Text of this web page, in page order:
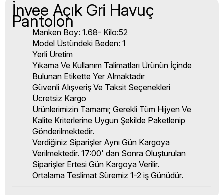
İnvee Açık Gri Havuç
Pantolon
Manken Boy: 1.68- Kilo:52
Model Üstündeki Beden: 1
Yerli Üretim
Yıkama Ve Kullanım Talimatları Ürünün İçinde
Bulunan Etikette Yer Almaktadır
Güvenli Alışveriş Ve Taksit Seçenekleri
Ücretsiz Kargo
Ürünlerimizin Tamamı; Gerekli Tüm Hijyen Ve
Kalite Kriterlerine Uygun Şekilde Paketlenip
Gönderilmektedir.
Verdiğiniz Siparişler Aynı Gün Kargoya
Verilmektedir. 17:00' dan Sonra Oluşturulan
Siparişler Ertesi Gün Kargoya Verilir.
Ortalama Teslimat Süremiz 1-2 iş Günüdür.